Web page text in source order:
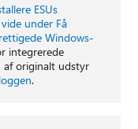
ESUs
under Få
Windows-
integrerede
af originalt udstyr
.